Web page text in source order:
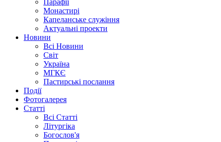
Монастирі
Капеланське служіння
Актуальні проекти
Новини
Всі Новини
Світ
Україна
МГКЄ
Пастирські послання
Події
Фотогалерея
Статті
Всі Статті
Літургіка
Богослов'я